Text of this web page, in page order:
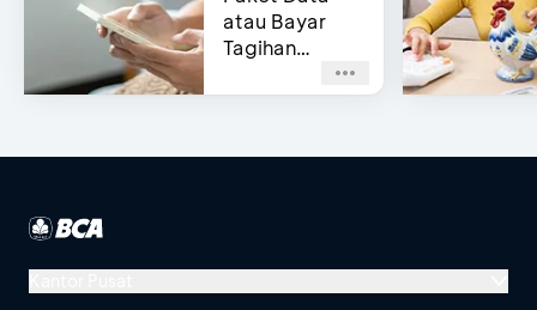
atau Bayar
Tagihan
Pascabayar?
Bisa di e-